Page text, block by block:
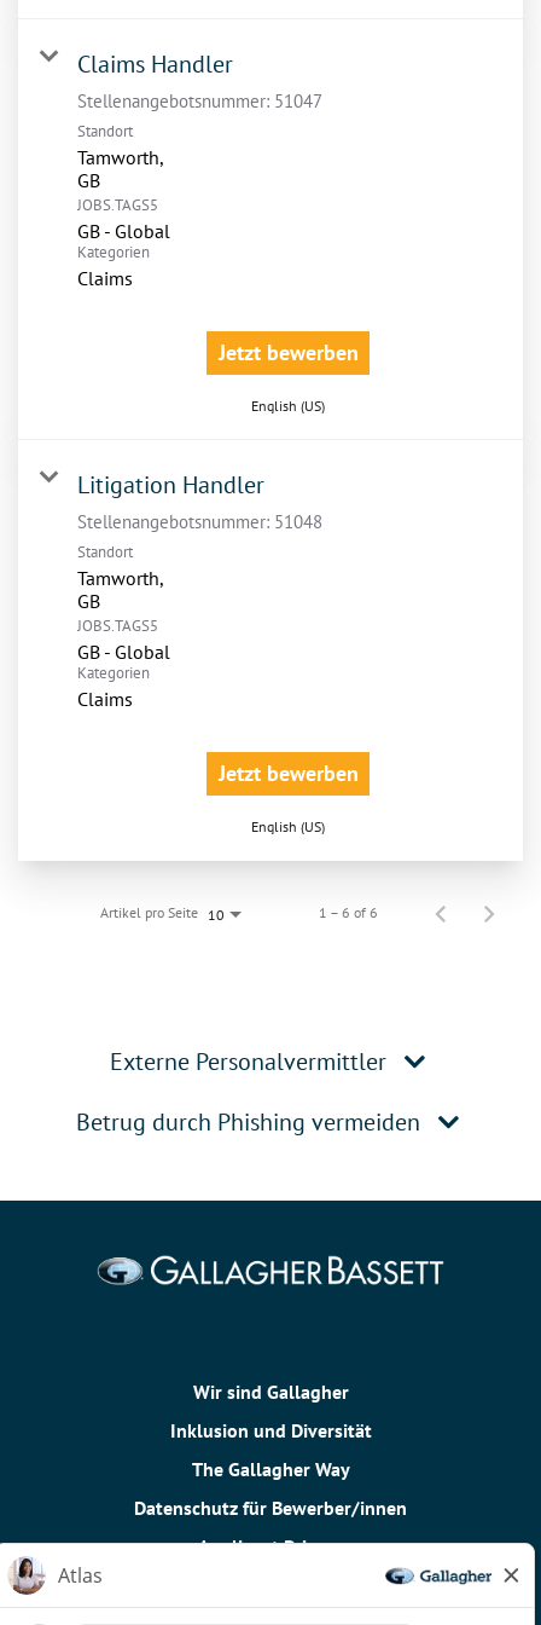
Claims Handler
Stellenangebotsnummer: 51047
Standort
Tamworth,
JOBS.TAGS5
GB - Global
Kategorien
Claims
Jetzt bewerben
English (US)
Litigation Handler
Stellenangebotsnummer: 51048
Standort
Tamworth,
JOBS.TAGS5
GB - Global
Kategorien
Claims
Jetzt bewerben
English (US)
Artikel pro Seite 10 1 – 6 of 6
Externe Personalvermittler
Betrug durch Phishing vermeiden
Wir sind Gallagher
Inklusion und Diversität
The Gallagher Way
Datenschutz für Bewerber/innen
Applicant Privacy